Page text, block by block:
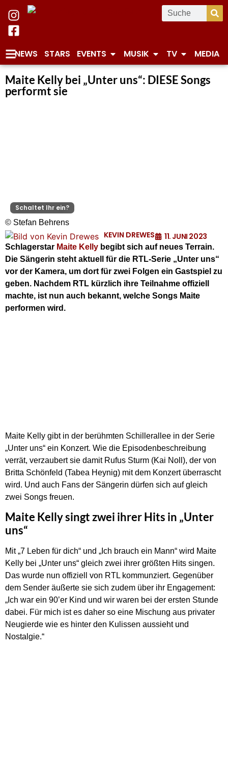
NEWS STARS EVENTS MUSIK TV MEDIA
Maite Kelly bei „Unter uns“: DIESE Songs
performt sie
Schaltet Ihr ein?
© Stefan Behrens
KEVIN DREWES 11. JUNI 2023
Schlagerstar Maite Kelly begibt sich auf neues Terrain.
Die Sängerin steht aktuell für die RTL-Serie „Unter uns“
vor der Kamera, um dort für zwei Folgen ein Gastspiel zu
geben. Nachdem RTL kürzlich ihre Teilnahme offiziell
machte, ist nun auch bekannt, welche Songs Maite
performen wird.
Maite Kelly gibt in der berühmten Schillerallee in der Serie
„Unter uns“ ein Konzert. Wie die Episodenbeschreibung
verrät, verzaubert sie damit Rufus Sturm (Kai Noll), der von
Britta Schönfeld (Tabea Heynig) mit dem Konzert überrascht
wird. Und auch Fans der Sängerin dürfen sich auf gleich
zwei Songs freuen.
Maite Kelly singt zwei ihrer Hits in „Unter
uns“
Mit „7 Leben für dich“ und „Ich brauch ein Mann“ wird Maite
Kelly bei „Unter uns“ gleich zwei ihrer größten Hits singen.
Das wurde nun offiziell von RTL kommunziert. Gegenüber
dem Sender äußerte sie sich zudem über ihr Engagement:
„Ich war ein 90’er Kind und wir waren bei der ersten Stunde
dabei. Für mich ist es daher so eine Mischung aus privater
Neugierde wie es hinter den Kulissen aussieht und
Nostalgie.“